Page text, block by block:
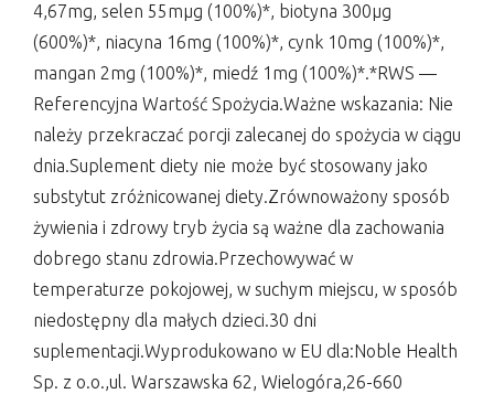
4,67mg, selen 55mµg (100%)*, biotyna 300µg
(600%)*, niacyna 16mg (100%)*, cynk 10mg (100%)*,
mangan 2mg (100%)*, miedź 1mg (100%)*.*RWS —
Referencyjna Wartość Spożycia.Ważne wskazania: Nie
należy przekraczać porcji zalecanej do spożycia w ciągu
dnia.Suplement diety nie może być stosowany jako
substytut zróżnicowanej diety.Zrównoważony sposób
żywienia i zdrowy tryb życia są ważne dla zachowania
dobrego stanu zdrowia.Przechowywać w
temperaturze pokojowej, w suchym miejscu, w sposób
niedostępny dla małych dzieci.30 dni
suplementacji.Wyprodukowano w EU dla:Noble Health
Sp. z o.o.,ul. Warszawska 62, Wielogóra,26-660